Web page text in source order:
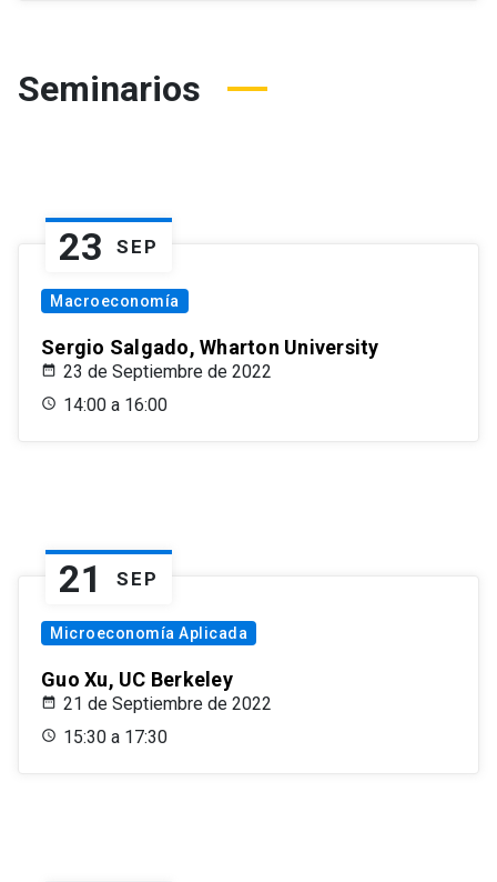
Seminarios
23 SEP
Macroeconomía
Sergio Salgado, Wharton University
23 de Septiembre de 2022
14:00 a 16:00
21 SEP
Microeconomía Aplicada
Guo Xu, UC Berkeley
21 de Septiembre de 2022
15:30 a 17:30